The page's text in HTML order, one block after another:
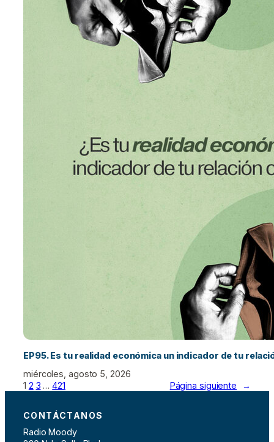
EP95. Es tu realidad económica un indicador de tu
miércoles, agosto 5, 2026
1 2 3 … 421 Página siguiente →
CONTÁCTANOS
Radio Moody